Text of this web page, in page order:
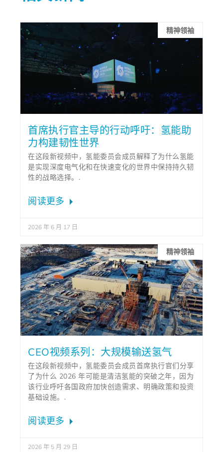
精神领袖
首席执行官主导的行动呼吁：氢能助
力构建韧性世界
在这段新视频中，氢能委员会成员解释了为什么氢能
是实现深度电气化和在快速变化的世界中保持持久韧
性的战略选择。.
阅读更多
2026 年 6 月 17 日
精神领袖
CEO视频系列：大规模输送氢气
在这段新视频中，氢能委员会成员首席执行官们分享
了为什么 2026 年可能是清洁氢能的突破之年，因为
该行业呼吁各国政府加快创造需求、明确政策和投资
基础设施。.
阅读更多
2026 年 5 月 29 日